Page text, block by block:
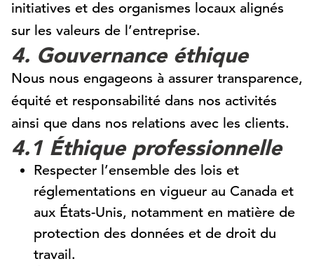
initiatives et des organismes locaux alignés
sur les valeurs de l’entreprise.
4. Gouvernance éthique
Nous nous engageons à assurer transparence,
équité et responsabilité dans nos activités
ainsi que dans nos relations avec les clients.
4.1 Éthique professionnelle
Respecter l’ensemble des lois et
réglementations en vigueur au Canada et
aux États-Unis, notamment en matière de
protection des données et de droit du
travail.